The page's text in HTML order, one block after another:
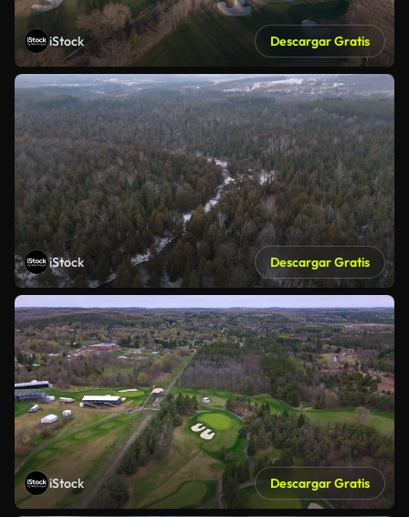
iStock Descargar Gratis
iStock Descargar Gratis
iStock Descargar Gratis